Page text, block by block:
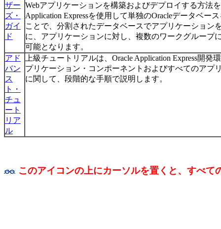
ザー
ズ・
ガイ
ド
Webアプリケーションを構築およびデプロイする方法
Application Expressを使用して単独のOracleデータベー
ことで、分割されたデータベースでアプリケーション
に、アプリケーションに対し、複数のワークグループ
可能となります。
アド
バン
ス
ト・
チュ
ート
リア
ル
上級チュートリアルは、Oracle Application Express開
プリケーション・コンポーネントおよびすべてのアプ
に関して、段階的な手順で説明します。
このアイコンの上にカーソルを置くと、すべ